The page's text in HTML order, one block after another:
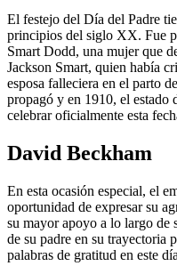
El festejo del Día del Padre
principios del siglo XX. Fue
Smart Dodd, una mujer que
Jackson Smart, quien había
esposa falleciera en el parto
propagó y en 1910, el estado
celebrar oficialmente esta
David Beckham
En esta ocasión especial, el
oportunidad de expresar su
su mayor apoyo a lo largo de
de su padre en su trayectoria
palabras de gratitud en este